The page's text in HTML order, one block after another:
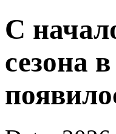
С
сезона